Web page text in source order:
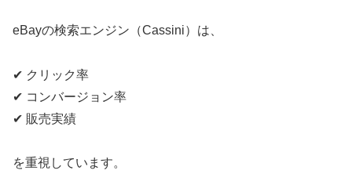
eBayの検索エンジン（Cassini）は、
✔ クリック率
✔ コンバージョン率
✔ 販売実績
を重視しています。